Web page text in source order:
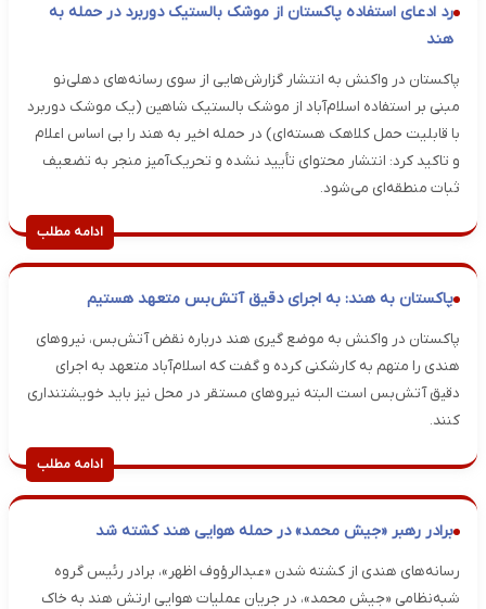
رد ادعای استفاده پاکستان از موشک بالستیک دوربرد در حمله به
هند
پاکستان در واکنش به انتشار گزارش‌هایی از سوی رسانه‌های دهلی‌نو
مبنی بر استفاده اسلام‌آباد از موشک بالستیک شاهین (یک موشک دوربرد
با قابلیت حمل کلاهک هسته‌ای) در حمله اخیر به هند را بی اساس اعلام
و تاکید کرد: انتشار محتوای تأیید نشده و تحریک‌آمیز منجر به تضعیف
ثبات منطقه‌ای می‌شود.
ادامه مطلب
پاکستان به هند: به اجرای دقیق آتش‌بس متعهد هستیم
پاکستان در واکنش به موضع گیری هند درباره نقض آتش‌بس، نیروهای
هندی را متهم به کارشکنی کرده و گفت که اسلام‌آباد متعهد به اجرای
دقیق آتش‌بس است البته نیروهای مستقر در محل نیز باید خویشتنداری
کنند.
ادامه مطلب
برادر رهبر «جیش محمد» در حمله هوایی هند کشته شد
رسانه‌های هندی از کشته شدن «عبدالرؤوف اظهر»، برادر رئیس گروه
شبه‌نظامی «جیش محمد»، در جریان عملیات هوایی ارتش هند به خاک